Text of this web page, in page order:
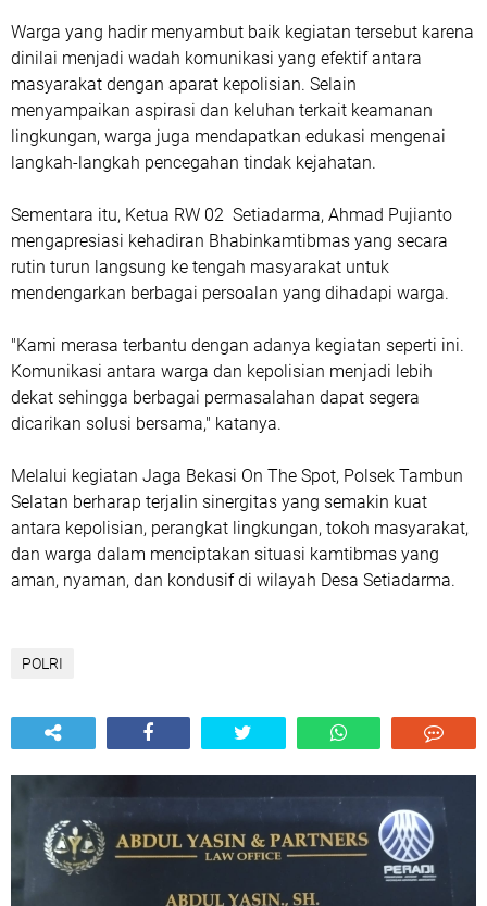
Warga yang hadir menyambut baik kegiatan tersebut karena
dinilai menjadi wadah komunikasi yang efektif antara
masyarakat dengan aparat kepolisian. Selain
menyampaikan aspirasi dan keluhan terkait keamanan
lingkungan, warga juga mendapatkan edukasi mengenai
langkah-langkah pencegahan tindak kejahatan.
Sementara itu, Ketua RW 02 Setiadarma, Ahmad Pujianto
mengapresiasi kehadiran Bhabinkamtibmas yang secara
rutin turun langsung ke tengah masyarakat untuk
mendengarkan berbagai persoalan yang dihadapi warga.
"Kami merasa terbantu dengan adanya kegiatan seperti ini.
Komunikasi antara warga dan kepolisian menjadi lebih
dekat sehingga berbagai permasalahan dapat segera
dicarikan solusi bersama," katanya.
Melalui kegiatan Jaga Bekasi On The Spot, Polsek Tambun
Selatan berharap terjalin sinergitas yang semakin kuat
antara kepolisian, perangkat lingkungan, tokoh masyarakat,
dan warga dalam menciptakan situasi kamtibmas yang
aman, nyaman, dan kondusif di wilayah Desa Setiadarma.
POLRI